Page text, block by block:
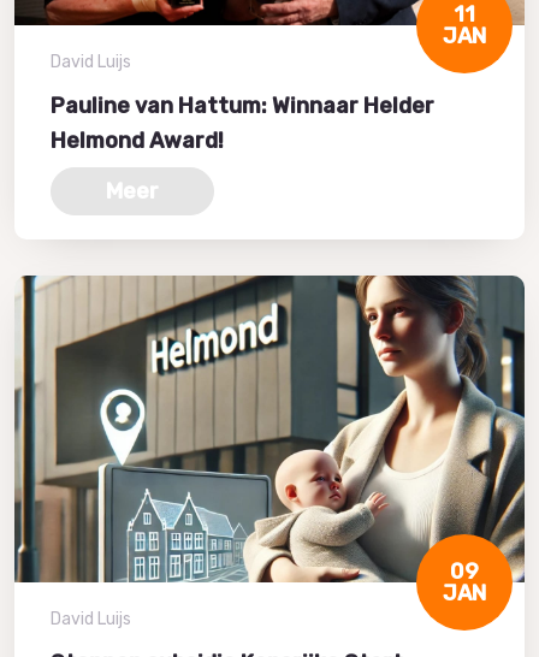
11
JAN
David Luijs
Pauline van Hattum: Winnaar Helder
Helmond Award!
Meer
09
JAN
David Luijs